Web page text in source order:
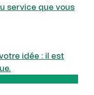
service que vous
idée : il est